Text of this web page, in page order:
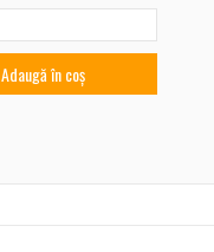
Adaugă în coș